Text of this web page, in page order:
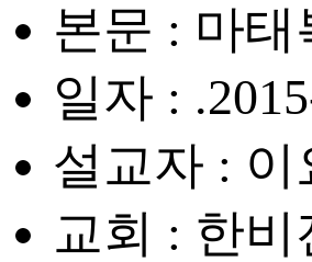
본문 : 마태
일자 :
설교자 :
교회 : 한비